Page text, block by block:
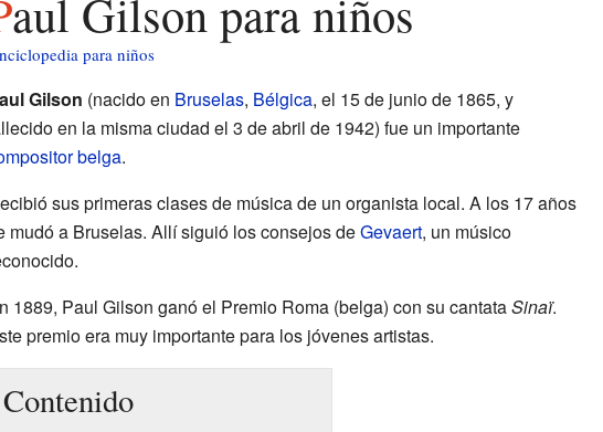
Paul Gilson para niños
para niños
Gilson (nacido en Bruselas, Bélgica, el 15 de junio de 1865, y
en la misma ciudad el 3 de abril de 1942) fue un importante
belga.
sus primeras clases de música de un organista local. A los 17 años
mudó a Bruselas. Allí siguió los consejos deGevaert, un músico
1889, Paul Gilson ganó el Premio Roma (belga) con su cantataSinaï.
premio era muy importante para los jóvenes artistas.
Contenido